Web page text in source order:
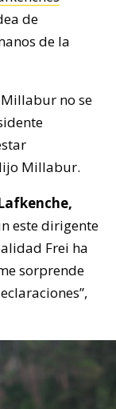
de
de la
Millabur no se
Millabur.
este dirigente
Frei ha
sorprende